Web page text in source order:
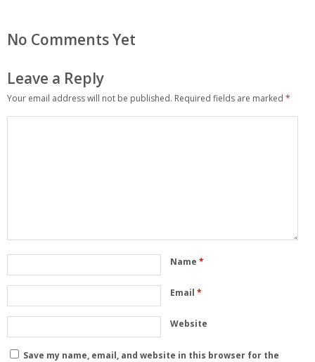
No Comments Yet
Leave a Reply
Your email address will not be published. Required fields are marked *
Name *
Email *
Website
Save my name, email, and website in this browser for the